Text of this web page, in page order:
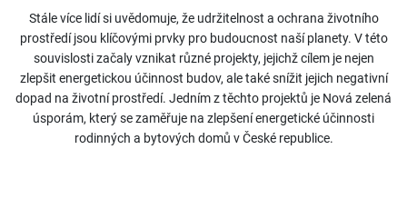
Stále více lidí si uvědomuje, že udržitelnost a ochrana životního
prostředí jsou klíčovými prvky pro budoucnost naší planety. V této
souvislosti začaly vznikat různé projekty, jejichž cílem je nejen
zlepšit energetickou účinnost budov, ale také snížit jejich negativní
dopad na životní prostředí. Jedním z těchto projektů je Nová zelená
úsporám, který se zaměřuje na zlepšení energetické účinnosti
rodinných a bytových domů v České republice.